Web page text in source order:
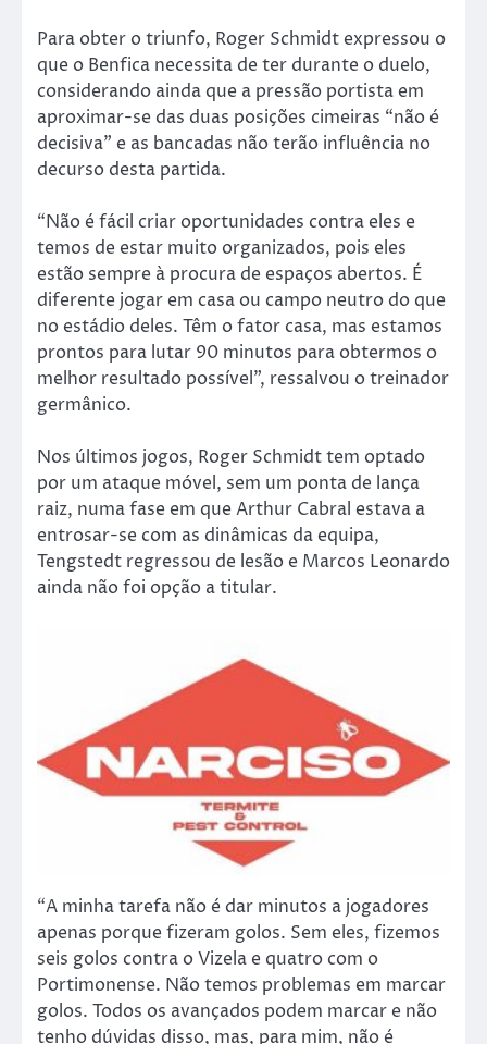
Para obter o triunfo, Roger Schmidt expressou o
que o Benfica necessita de ter durante o duelo,
considerando ainda que a pressão portista em
aproximar-se das duas posições cimeiras “não é
decisiva” e as bancadas não terão influência no
decurso desta partida.
“Não é fácil criar oportunidades contra eles e
temos de estar muito organizados, pois eles
estão sempre à procura de espaços abertos. É
diferente jogar em casa ou campo neutro do que
no estádio deles. Têm o fator casa, mas estamos
prontos para lutar 90 minutos para obtermos o
melhor resultado possível”, ressalvou o treinador
germânico.
Nos últimos jogos, Roger Schmidt tem optado
por um ataque móvel, sem um ponta de lança
raiz, numa fase em que Arthur Cabral estava a
entrosar-se com as dinâmicas da equipa,
Tengstedt regressou de lesão e Marcos Leonardo
ainda não foi opção a titular.
“A minha tarefa não é dar minutos a jogadores
apenas porque fizeram golos. Sem eles, fizemos
seis golos contra o Vizela e quatro com o
Portimonense. Não temos problemas em marcar
golos. Todos os avançados podem marcar e não
tenho dúvidas disso, mas, para mim, não é